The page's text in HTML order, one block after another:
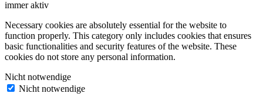
immer aktiv
Necessary cookies are absolutely essential for the website to
function properly. This category only includes cookies that ensures
basic functionalities and security features of the website. These
cookies do not store any personal information.
Nicht notwendige
Nicht notwendige